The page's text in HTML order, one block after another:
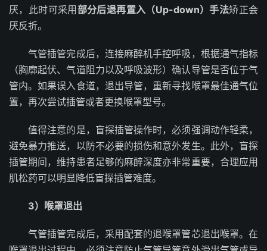
厌，此时可采用 部分后退再置入（Up-down）手法矫正会
厌反折。
气管插管完成后，连接麻醉机手控呼吸，根据通气指标
（胸廓起伏、气道阻力以及呼吸波形）确认导管是否位于气
管内。如果误入食道，退出导管，重新寻找喉罩最佳通气位
置，再次尝试插管或者更换喉罩型号。
值得注意的是，盲探插管操作时，必须强调动作轻柔，
避免暴力推送，以防不必要的损伤和意外发生。此外，盲探
插管期间，维持患者足够的麻醉深度亦非常重要，合理应用
肌松药可以明显降低盲探插管难度。
3）喉罩退出
气管插管完成后，采用配套的退喉罩管芯退出喉罩。在